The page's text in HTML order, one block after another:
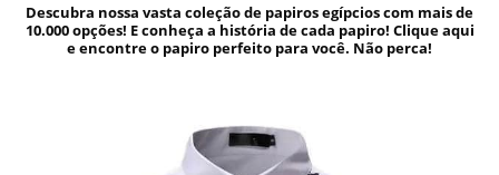
Descubra nossa vasta coleção de papiros egípcios com mais de
10.000 opções! E conheça a história de cada papiro! Clique aqui
e encontre o papiro perfeito para você. Não perca!